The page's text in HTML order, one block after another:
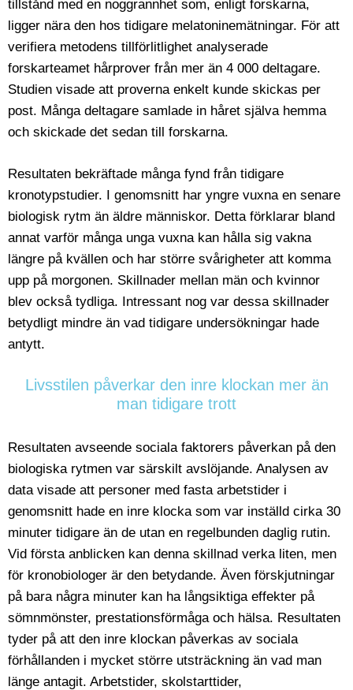
tillstånd med en noggrannhet som, enligt forskarna,
ligger nära den hos tidigare melatoninemätningar. För att
verifiera metodens tillförlitlighet analyserade
forskarteamet hårprover från mer än 4 000 deltagare.
Studien visade att proverna enkelt kunde skickas per
post. Många deltagare samlade in håret själva hemma
och skickade det sedan till forskarna.
Resultaten bekräftade många fynd från tidigare
kronotypstudier. I genomsnitt har yngre vuxna en senare
biologisk rytm än äldre människor. Detta förklarar bland
annat varför många unga vuxna kan hålla sig vakna
längre på kvällen och har större svårigheter att komma
upp på morgonen. Skillnader mellan män och kvinnor
blev också tydliga. Intressant nog var dessa skillnader
betydligt mindre än vad tidigare undersökningar hade
antytt.
Livsstilen påverkar den inre klockan mer än
man tidigare trott
Resultaten avseende sociala faktorers påverkan på den
biologiska rytmen var särskilt avslöjande. Analysen av
data visade att personer med fasta arbetstider i
genomsnitt hade en inre klocka som var inställd cirka 30
minuter tidigare än de utan en regelbunden daglig rutin.
Vid första anblicken kan denna skillnad verka liten, men
för kronobiologer är den betydande. Även förskjutningar
på bara några minuter kan ha långsiktiga effekter på
sömnmönster, prestationsförmåga och hälsa. Resultaten
tyder på att den inre klockan påverkas av sociala
förhållanden i mycket större utsträckning än vad man
länge antagit. Arbetstider, skolstarttider,